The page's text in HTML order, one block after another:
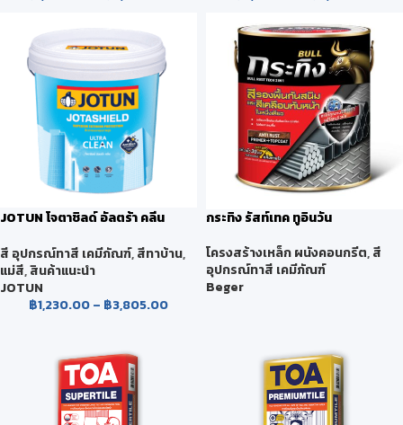
JOTUN โจตาชิลด์ อัลตร้า คลีน
สี อุปกรณ์ทาสี เคมีภัณฑ์,สีทาบ้าน,
แม่สี,สินค้าแนะนำ
JOTUN
฿1,230.00– ฿3,805.00
กระทิง รัสท์เทค ทูอินวัน
โครงสร้างเหล็ก ผนังคอนกรีต,สี
อุปกรณ์ทาสี เคมีภัณฑ์
Beger